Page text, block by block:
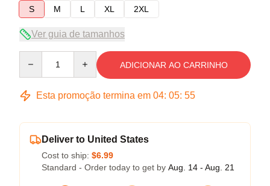
S
M L XL 2XL
Ver guia de tamanhos
ADICIONAR AO CARRINHO
Esta promoção termina em 04: 05: 54
Deliver to United States
Cost to ship: $6.99
Standard - Order today to get by Aug. 14 - Aug. 21